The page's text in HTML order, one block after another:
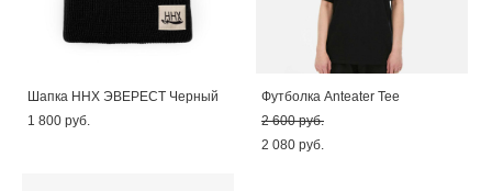
Шапка ННХ ЭВЕРЕСТ Черный
1 800 pуб.
Футболка Anteater Tee
2 600 pуб.
2 080 pуб.